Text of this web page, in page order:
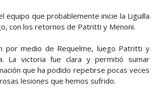
equipo que probablemente inicie la Liguilla
con los retornos de Patritti y Menoni.
por medio de Requelme, luego Patritti y
La victoria fue clara y permitió sumar
que ha podido repetirse pocas veces
lesiones que hemos sufrido.